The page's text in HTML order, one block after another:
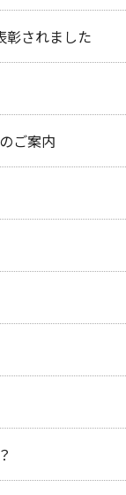
彰されました
ご案内